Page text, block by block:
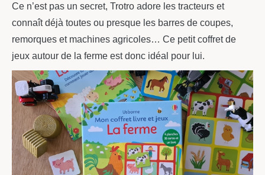
Ce n’est pas un secret, Trotro adore les tracteurs et
connaît déjà toutes ou presque les barres de coupes,
remorques et machines agricoles… Ce petit coffret de
jeux autour de la ferme est donc idéal pour lui.